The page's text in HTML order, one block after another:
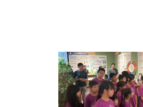
46+
頭條